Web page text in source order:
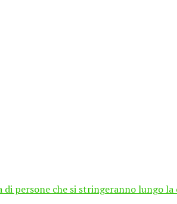
persone che si stringeranno lungo